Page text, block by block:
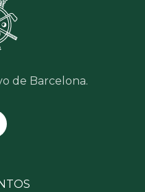
de Barcelona.